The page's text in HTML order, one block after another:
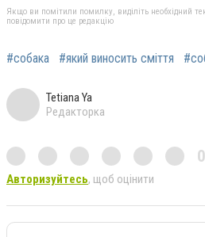
Якщо ви помітили помилку, виділіть необхідний
повідомити про це редакцію
#собака #який виносить сміття
Tetiana Ya
Редакторка
Авторизуйтесь, щоб оцінити